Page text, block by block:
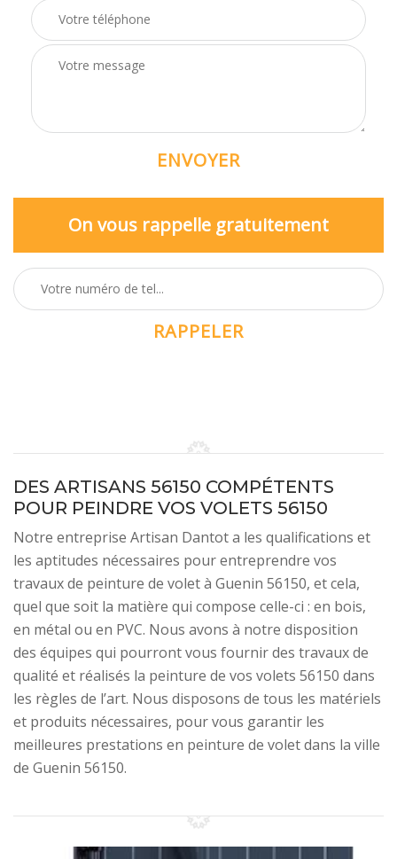
On vous rappelle gratuitement
DES ARTISANS 56150 COMPÉTENTS
POUR PEINDRE VOS VOLETS 56150
Notre entreprise Artisan Dantot a les qualifications et
les aptitudes nécessaires pour entreprendre vos
travaux de peinture de volet à Guenin 56150, et cela,
quel que soit la matière qui compose celle-ci : en bois,
en métal ou en PVC. Nous avons à notre disposition
des équipes qui pourront vous fournir des travaux de
qualité et réalisés la peinture de vos volets 56150 dans
les règles de l’art. Nous disposons de tous les matériels
et produits nécessaires, pour vous garantir les
meilleures prestations en peinture de volet dans la ville
de Guenin 56150.